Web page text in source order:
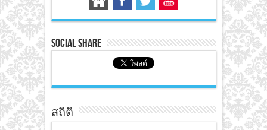
Social Share
สถิติ